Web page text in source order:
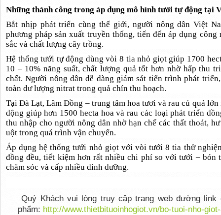
Những thành công trong áp dụng mô hình tưới tự động tại
Bắt nhịp phát triển cùng thế giới, người nông dân Việt
phương pháp sản xuất truyền thống, tiến đến áp dụng
sắc và chất lượng cây trồng.
Hệ thống tưới tự động dùng vòi 8 tia nhỏ giọt giúp 1700
10 – 10% năng suất, chất lượng quả tốt hơn nhờ hấp thu
chất. Người nông dân dễ dàng giám sát tiến trình phát
toàn dư lượng nitrat trong quả chín thu hoạch.
Tại Đà Lạt, Lâm Đồng – trung tâm hoa tươi và rau củ quả
động giúp hơn 1500 hecta hoa và rau các loại phát triển
thu nhập cho người nông dân nhờ hạn chế các thất thoát,
uột trong quá trình vận chuyển.
Áp dụng hệ thống tưới nhỏ giọt với vòi tưới 8 tia thử
đồng đều, tiết kiệm hơn rất nhiều chi phí so với tưới – bón
chăm sóc và cấp nhiều dinh dưỡng.
Quý Khách vui lòng truy cập trang web đường
phẩm: http://www.thietbituoinhogiot.vn/bo-tuoi-nho-